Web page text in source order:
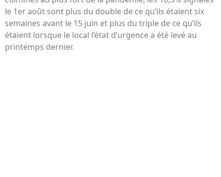
le 1er août sont plus du double de ce qu’ils étaient six
semaines avant le 15 juin et plus du triple de ce qu’ils
étaient lorsque le local l’état d’urgence a été levé au
printemps dernier.